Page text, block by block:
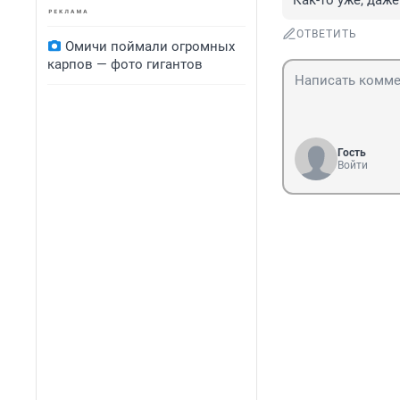
Омичи поймали огромных
карпов — фото гигантов
ОТВЕТИТЬ
Гость
Войти